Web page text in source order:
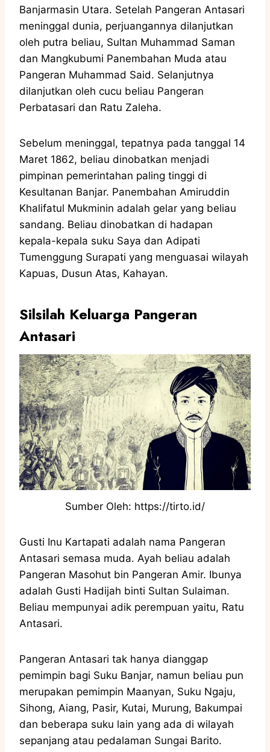
Banjarmasin Utara. Setelah Pangeran Antasari
meninggal dunia, perjuangannya dilanjutkan
oleh putra beliau, Sultan Muhammad Saman
dan Mangkubumi Panembahan Muda atau
Pangeran Muhammad Said. Selanjutnya
dilanjutkan oleh cucu beliau Pangeran
Perbatasari dan Ratu Zaleha.
Sebelum meninggal, tepatnya pada tanggal 14
Maret 1862, beliau dinobatkan menjadi
pimpinan pemerintahan paling tinggi di
Kesultanan Banjar. Panembahan Amiruddin
Khalifatul Mukminin adalah gelar yang beliau
sandang. Beliau dinobatkan di hadapan
kepala-kepala suku Saya dan Adipati
Tumenggung Surapati yang menguasai wilayah
Kapuas, Dusun Atas, Kahayan.
Silsilah Keluarga Pangeran
Antasari
Sumber Oleh: https://tirto.id/
Gusti Inu Kartapati adalah nama Pangeran
Antasari semasa muda. Ayah beliau adalah
Pangeran Masohut bin Pangeran Amir. Ibunya
adalah Gusti Hadijah binti Sultan Sulaiman.
Beliau mempunyai adik perempuan yaitu, Ratu
Antasari.
Pangeran Antasari tak hanya dianggap
pemimpin bagi Suku Banjar, namun beliau pun
merupakan pemimpin Maanyan, Suku Ngaju,
Sihong, Aiang, Pasir, Kutai, Murung, Bakumpai
dan beberapa suku lain yang ada di wilayah
sepanjang atau pedalaman Sungai Barito.